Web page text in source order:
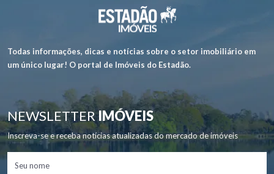
Todas informações, dicas e notícias sobre o setor imobiliário em
um único lugar! O portal de Imóveis do Estadão.
NEWSLETTERIMÓVEIS
Inscreva-se e receba notícias atualizadas do mercado de imóveis